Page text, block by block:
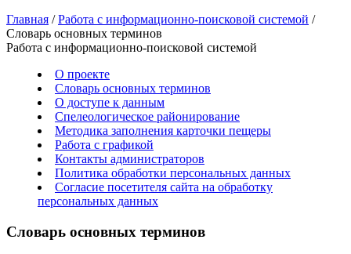
Главная / Работа с информационно-поисковой системой /
Словарь основных терминов
Работа с информационно-поисковой системой
О проекте
Словарь основных терминов
О доступе к данным
Спелеологическое районирование
Методика заполнения карточки пещеры
Работа с графикой
Контакты администраторов
Политика обработки персональных данных
Согласие посетителя сайта на обработку
персональных данных
Словарь основных терминов